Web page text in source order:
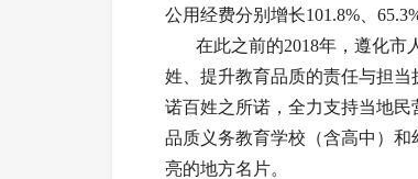
公用经费分别增长101.8%、65.3%
在此之前的2018年，遵化市
姓、提升教育品质的责任与担当
诺百姓之所诺，全力支持当地
品质义务教育学校（含高中）
亮的地方名片。